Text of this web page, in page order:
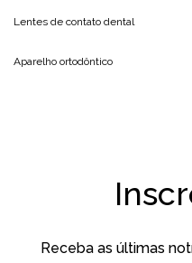
Lentes de contato dental
Aparelho ortodôntico
Receba as últimas